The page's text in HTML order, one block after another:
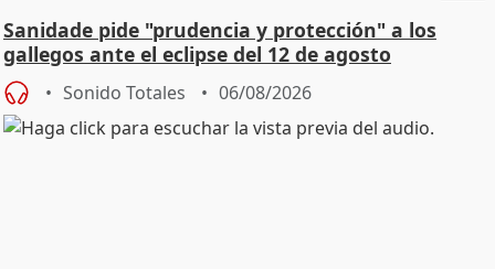
Sanidade pide "prudencia y protección" a los
gallegos ante el eclipse del 12 de agosto
Sonido Totales 06/08/2026